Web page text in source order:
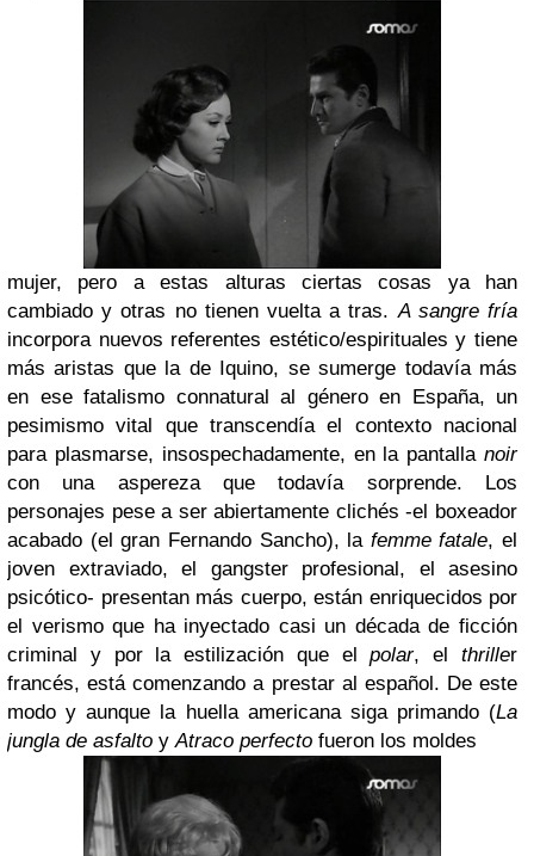
mujer, pero a estas alturas ciertas cosas ya han
cambiado y otras no tienen vuelta a tras.A sangre fría
incorpora nuevos referentes estético/espirituales y tiene
más aristas que la de Iquino, se sumerge todavía más
en ese fatalismo connatural al género en España, un
pesimismo vital que transcendía el contexto nacional
para plasmarse, insospechadamente, en la pantalla noir
con una aspereza que todavía sorprende. Los
personajes pese a ser abiertamente clichés -el boxeador
acabado (el gran Fernando Sancho), la femme fatale, el
joven extraviado, el gangster profesional, el asesino
psicótico- presentan más cuerpo, están enriquecidos por
el verismo que ha inyectado casi un década de ficción
criminal y por la estilización que elpolar, elthriller
francés, está comenzando a prestar al español. De este
modo y aunque la huella americana siga primando (La
jungla de asfalto yAtraco perfecto fueron los moldes